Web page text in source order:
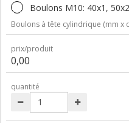
Boulons M10: 40x1,
Boulons à tête cylindrique (mm x
prix/produit
0,00
quantité